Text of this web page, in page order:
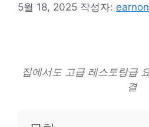
5월 18, 2025 작성자:
집에서도 고급 레스토랑급
결